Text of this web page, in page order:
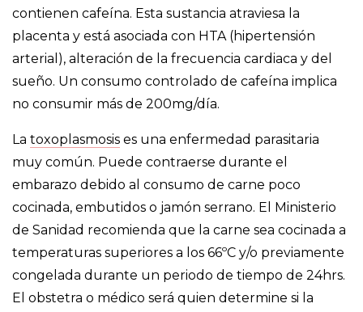
contienen cafeína. Esta sustancia atraviesa la
placenta y está asociada con HTA (hipertensión
arterial), alteración de la frecuencia cardiaca y del
sueño. Un consumo controlado de cafeína implica
no consumir más de 200mg/día.
La toxoplasmosis es una enfermedad parasitaria
muy común. Puede contraerse durante el
embarazo debido al consumo de carne poco
cocinada, embutidos o jamón serrano. El Ministerio
de Sanidad recomienda que la carne sea cocinada a
temperaturas superiores a los 66ºC y/o previamente
congelada durante un periodo de tiempo de 24hrs.
El obstetra o médico será quien determine si la